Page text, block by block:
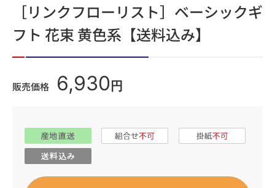
［リンクフローリスト］ベーシックギ
フト 花束 黄色系【送料込み】
販売価格 6,930 円